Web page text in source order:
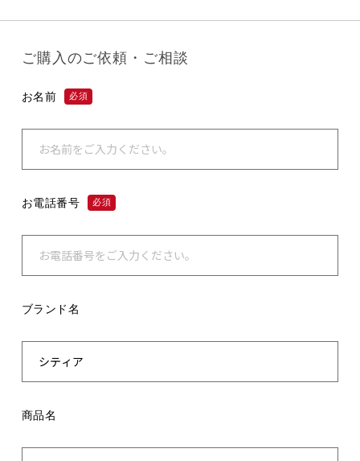
ご購入のご依頼・ご相談
お名前 必須
お電話番号 必須
ブランド名
商品名